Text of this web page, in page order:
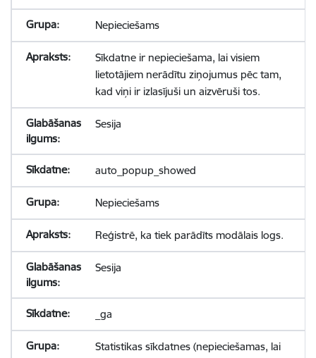
Nepieciešams
Sīkdatne ir nepieciešama, lai visiem
lietotājiem nerādītu ziņojumus pēc tam,
kad viņi ir izlasījuši un aizvēruši tos.
Sesija
auto_popup_showed
Nepieciešams
Reģistrē, ka tiek parādīts modālais logs.
Sesija
_ga
Statistikas sīkdatnes (nepieciešamas, lai